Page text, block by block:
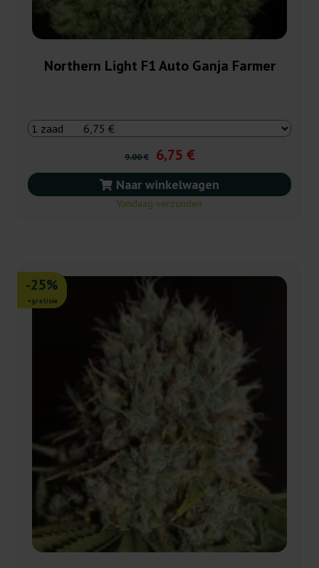
Northern Light F1 Auto Ganja Farmer
9,00 € 6,75 €
Naar winkelwagen
Vandaag verzonden
-25%
+gratisie